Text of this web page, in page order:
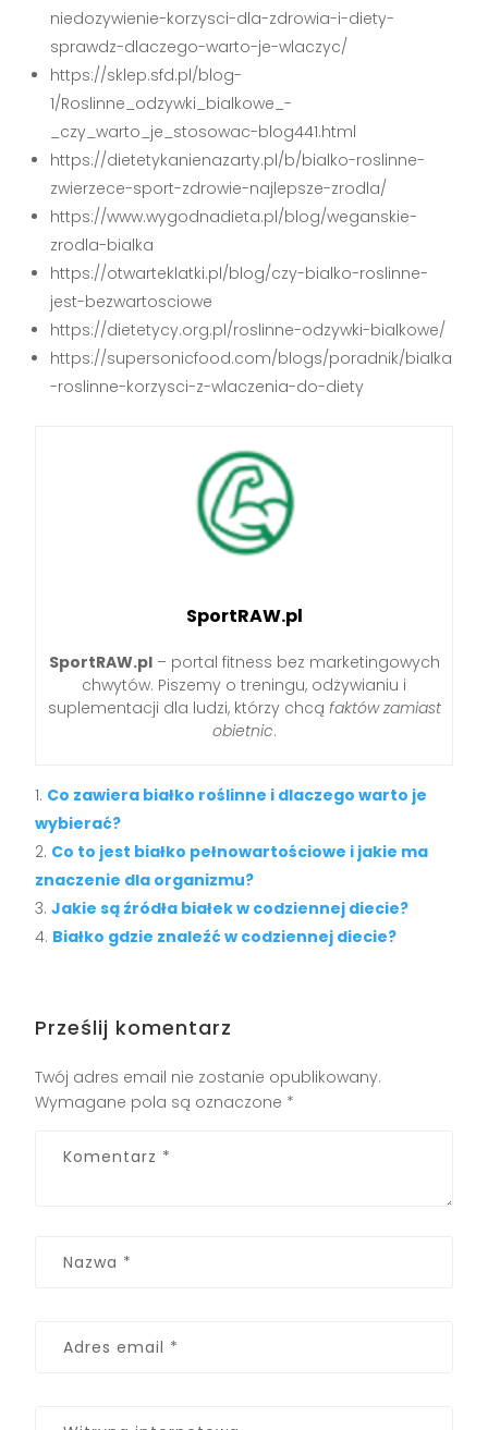
niedozywienie-korzysci-dla-zdrowia-i-diety-
sprawdz-dlaczego-warto-je-wlaczyc/
https://sklep.sfd.pl/blog-
1/Roslinne_odzywki_bialkowe_-
_czy_warto_je_stosowac-blog441.html
https://dietetykanienazarty.pl/b/bialko-roslinne-
zwierzece-sport-zdrowie-najlepsze-zrodla/
https://www.wygodnadieta.pl/blog/weganskie-
zrodla-bialka
https://otwarteklatki.pl/blog/czy-bialko-roslinne-
jest-bezwartosciowe
https://dietetycy.org.pl/roslinne-odzywki-bialkowe/
https://supersonicfood.com/blogs/poradnik/bialka
-roslinne-korzysci-z-wlaczenia-do-diety
SportRAW.pl
SportRAW.pl– portal fitness bez marketingowych
chwytów. Piszemy o treningu, odżywianiu i
suplementacji dla ludzi, którzy chcą faktów zamiast
obietnic.
Co zawiera białko roślinne i dlaczego warto je
wybierać?
Co to jest białko pełnowartościowe i jakie ma
znaczenie dla organizmu?
Jakie są źródła białek w codziennej diecie?
Białko gdzie znaleźć w codziennej diecie?
Prześlij komentarz
Twój adres email nie zostanie opublikowany.
Wymagane pola są oznaczone *